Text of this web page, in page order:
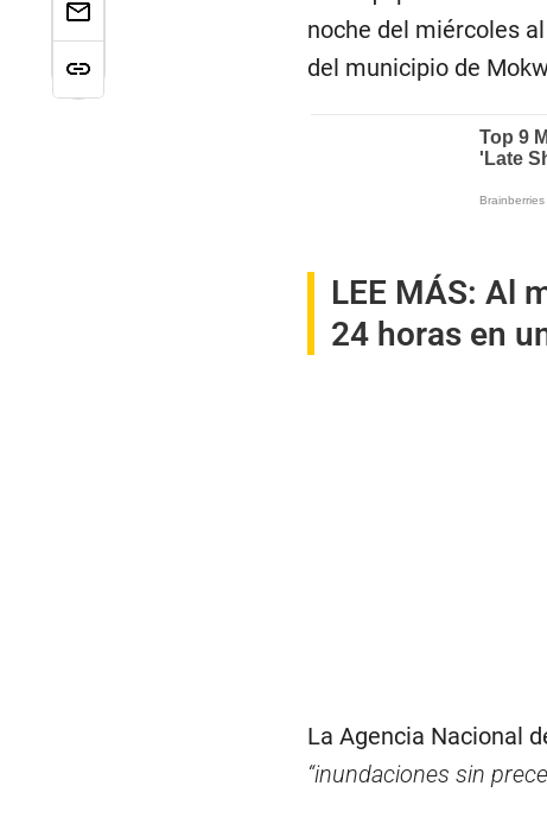
noche del miércoles
del municipio de
LEE MÁS: Al
24 horas en
La Agencia Nacional
“inundaciones sin